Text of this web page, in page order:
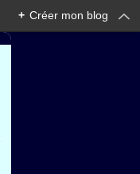
+ Créer mon blog